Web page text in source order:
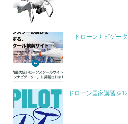
「ドローンナビゲー
ドローン国家講習を